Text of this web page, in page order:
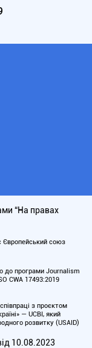
“На правах
Європейський союз
до програми Journalism
CWA 17493:2019
з проєктом
— UCBI, який
розвитку (USAID)
10.08.2023